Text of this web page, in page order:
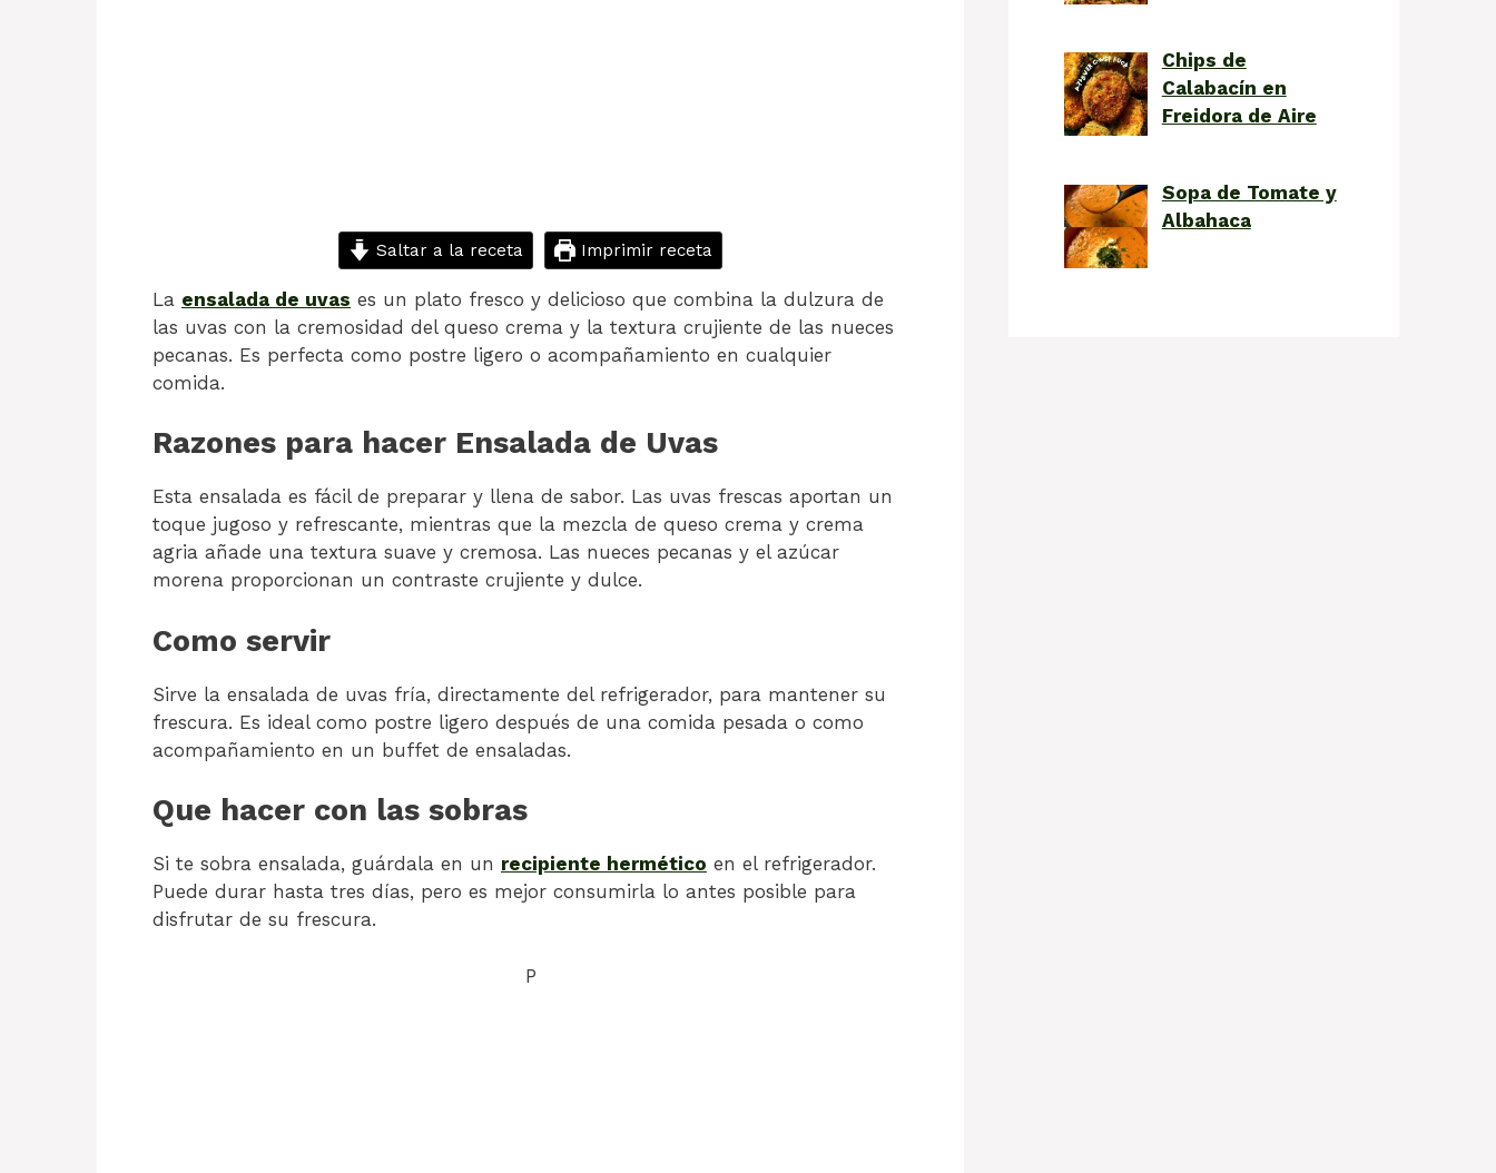
Saltar a la receta Imprimir receta
La ensalada de uvas es un plato fresco y delicioso que combina la dulzura de
las uvas con la cremosidad del queso crema y la textura crujiente de las nueces
pecanas. Es perfecta como postre ligero o acompañamiento en cualquier
comida.
Razones para hacer Ensalada de Uvas
Esta ensalada es fácil de preparar y llena de sabor. Las uvas frescas aportan un
toque jugoso y refrescante, mientras que la mezcla de queso crema y crema
agria añade una textura suave y cremosa. Las nueces pecanas y el azúcar
morena proporcionan un contraste crujiente y dulce.
Como servir
Sirve la ensalada de uvas fría, directamente del refrigerador, para mantener su
frescura. Es ideal como postre ligero después de una comida pesada o como
acompañamiento en un buffet de ensaladas.
Que hacer con las sobras
Si te sobra ensalada, guárdala en un recipiente hermético en el refrigerador.
Puede durar hasta tres días, pero es mejor consumirla lo antes posible para
disfrutar de su frescura.
P
Chips de
Calabacín en
Freidora de Aire
Sopa de Tomate y
Albahaca